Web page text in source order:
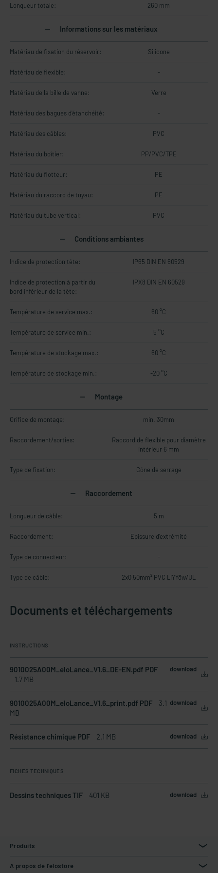
Longueur totale: 260 mm
Informations sur les matériaux
Matériau de fixation du réservoir: Silicone
Matériau de flexible: -
Matériau de la bille de vanne: Verre
Matériau des bagues d'étanchéité: -
Matériau des câbles: PVC
Matériau du boîtier: PP/PVC/TPE
Matériau du flotteur: PE
Matériau du raccord de tuyau: PE
Matériau du tube vertical: PVC
Conditions ambiantes
Indice de protection tête: IP65 DIN EN 60529
Indice de protection à partir du
bord inférieur de la tête:
IPX8 DIN EN 60529
Température de service max.: 60 °C
Température de service min.: 5 °C
Température de stockage max.: 60 °C
Température de stockage min.: -20 °C
Montage
Orifice de montage: min. 30mm
Raccordement/sorties:
Raccord de flexible pour diamètre
intérieur 6 mm
Type de fixation: Cône de serrage
Raccordement
Longueur de câble: 5 m
Raccordement: Epissure d'extrémité
Type de connecteur: -
Type de câble: 2x0,50mm² PVC LiYYöw/UL
Documents et téléchargements
INSTRUCTIONS
9010025A00M_eloLance_V1.6_DE-EN.pdf PDF
1.7 MB
download
9010025A00M_eloLance_V1.6_print.pdf PDF
3.1
MB
download
Résistance chimique PDF 2.1 MB download
FICHES TECHNIQUES
Dessins techniques TIF 401 KB download
Produits
A propos de l'elostore